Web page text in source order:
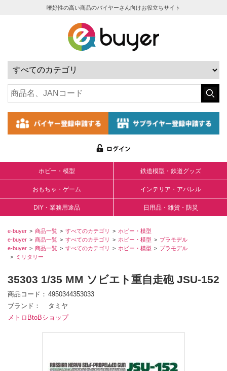
嗜好性の高い商品のバイヤーさん向けお役立ちサイト
ホビー・模型 鉄道模型・鉄道グッズ
おもちゃ・ゲーム インテリア・アパレル
DIY・業務用途品 日用品・雑貨・防災
e-buyer 商品一覧 すべてのカテゴリ
ホビー・模型
e-buyer
商品一覧 すべてのカテゴリ ホビー・模型
プラモデル
e-buyer
商品一覧 すべてのカテゴリ ホビー・模型
プラモデル
ミリタリー
35303 1/35 MM ソビエト重自走砲 JSU-152
商品コード
4950344353033
ブランド
タミヤ
メトロBtoBショップ